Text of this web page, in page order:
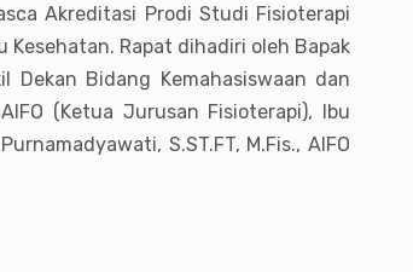
Akreditasi Prodi Studi Fisioterapi
Kesehatan. Rapat dihadiri oleh Bapak
Dekan Bidang Kemahasiswaan dan
(Ketua Jurusan Fisioterapi), Ibu
S.ST.FT, M.Fis., AIFO